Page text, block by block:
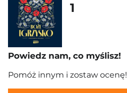
1
Powiedz nam, co myślisz!
Pomóż innym i zostaw ocenę!